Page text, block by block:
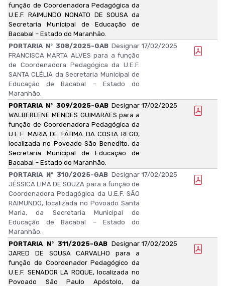
função de Coordenadora Pedagógica da
U.E.F. RAIMUNDO NONATO DE SOUSA da
Secretaria Municipal de Educação de
Bacabal – Estado do Maranhão.
PORTARIA Nº 308/2025-GAB Designar
FRANCISCA MARTA ALVES para a função
de Coordenadora Pedagógica da U.E.F.
SANTA CLÉLIA da Secretaria Municipal de
Educação de Bacabal – Estado do
Maranhão.
17/02/2025
PORTARIA Nº 309/2025-GAB Designar
WALBERLENE MENDES GUIMARÃES para a
função de Coordenadora Pedagógica da
U.E.F. MARIA DE FÁTIMA DA COSTA REGO,
localizada no Povoado São Benedito, da
Secretaria Municipal de Educação de
Bacabal – Estado do Maranhão.
17/02/2025
PORTARIA Nº 310/2025-GAB Designar
JÉSSICA LIMA DE SOUZA para a função de
Coordenadora Pedagógica da U.E.F. SÃO
RAIMUNDO, localizada no Povoado Santa
Maria, da Secretaria Municipal de
Educação de Bacabal – Estado do
Maranhão.
17/02/2025
PORTARIA Nº 311/2025-GAB Designar
JARED DE SOUSA CARVALHO para a
função de Coordenador Pedagógico da
U.E.F. SENADOR LA ROQUE, localizada no
Povoado São Paulo Apóstolo, da
17/02/2025